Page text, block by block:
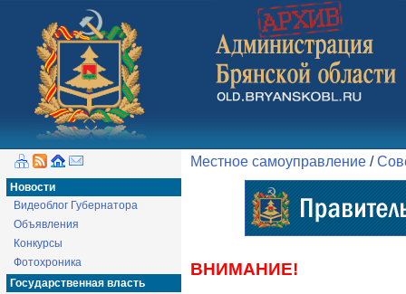
Новости
Видеоблог Губернатора
Объявления
Конкурсы
Фотохроника
Государственная власть
Местное самоуправление /
ВНИМАНИЕ!